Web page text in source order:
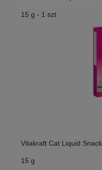
15 g - 1 szt
Vitakraft Cat Liquid
15 g